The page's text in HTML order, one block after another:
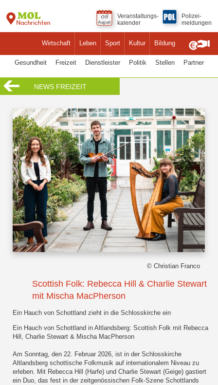
Wirtschaft Leben Sport Kultur Bildung
Veranstaltungs-
kalender
Polizei-
meldungen
Gesundheit Freizeit Dienstleister Politik Stellen Partner
NEWS FREIZEIT
© Christian Franco
Scottish Folk: Rebecca Hill & Charlie Stewart
mit Mischa MacPherson
Ein Hauch von Schottland zieht in die Schlosskirche ein
Ein Hauch von Schottland in Altlandsberg: Scottish Folk mit Rebecca
Hill, Charlie Stewart & Mischa MacPherson
Am Sonntag, den 22. Februar 2026, ist in der Schlosskirche
Altlandsberg schottische Folkmusik auf internationalem Niveau zu
erleben. Mit Rebecca Hill (Harfe) und Charlie Stewart (Geige) gastiert
ein Duo, das fest in der zeitgenössischen Folk-Szene Schottlands